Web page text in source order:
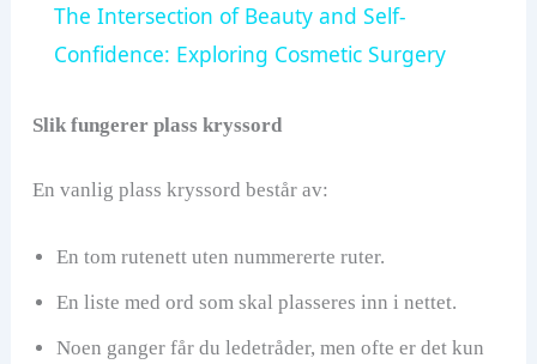
a
y
V
i
d
The Intersection of Beauty and Self-
Confidence: Exploring Cosmetic Surgery
Slik fungerer plass kryssord
En vanlig plass kryssord består av:
En tom rutenett uten nummererte ruter.
En liste med ord som skal plasseres inn i nettet.
Noen ganger får du ledetråder, men ofte er det kun